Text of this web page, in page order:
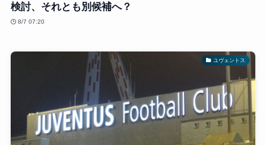
検討、それとも別候補へ？
8/7 07:20
ユヴェントス